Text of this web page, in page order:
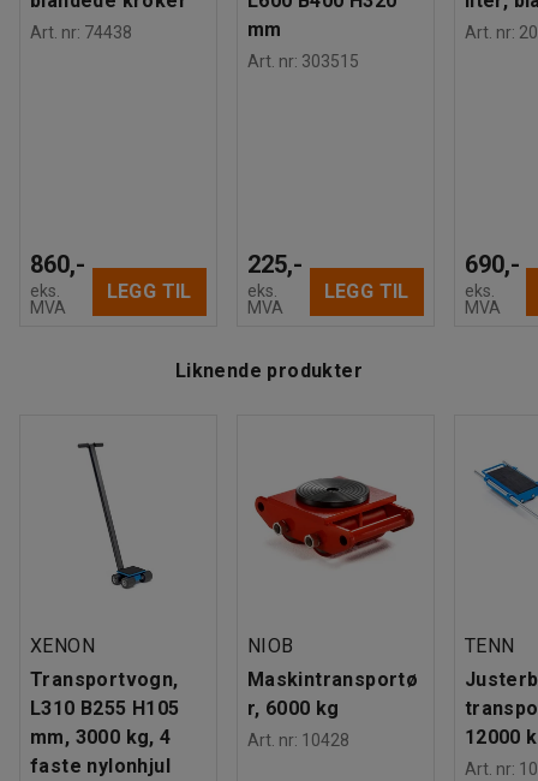
Art. nr: 74438
860,-
eks.
MVA
LEGG TIL
mm
Art. nr: 303515
225,-
eks.
MVA
LEGG TIL
Art. nr:
690,-
eks.
MVA
Liknende produkter
XENON
Transportvogn,
L310 B255 H105
mm, 3000 kg, 4
faste nylonhjul
NIOB
Maskintransportø
r, 6000 kg
Art. nr: 10428
TENN
12000
Art. nr: